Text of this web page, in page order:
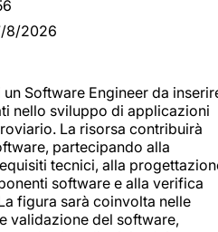
8/2026
Software Engineer da
nello sviluppo di applicazioni
La risorsa contribuirà
partecipando alla
tecnici, alla
software e alla verifica
figura sarà coinvolta nelle
validazione del software,